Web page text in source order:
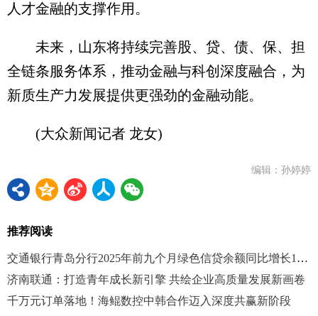
人才金融的支撑作用。
未来，山东将持续完善股、贷、债、保、担
全链条服务体系，推动金融与科创深度融合，为
新质生产力发展提供更强劲的金融动能。
(大众新闻记者 龙女)
编辑：孙婷婷
推荐阅读
交通银行青岛分行2025年前九个月绿色信贷余额同比增长12.56%
济南联通：打造青年成长新引擎 共绘企业高质量发展新画卷
千万元订单落地！海鲲数控中韩合作迈入深度共赢新阶段